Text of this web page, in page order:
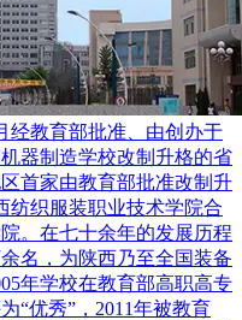
经教育部批准、由创办于
器制造学校改制升格的省
首家由教育部批准改制升
纺织服装职业技术学院合
。在七十余年的发展历程
名，为陕西乃至全国装备
年学校在教育部高职高专
“优秀”，2011年被教育